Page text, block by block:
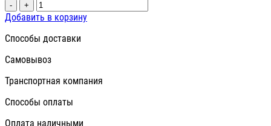
- +
Добавить в корзину
Способы доставки
Самовывоз
Транспортная компания
Способы оплаты
Оплата наличными